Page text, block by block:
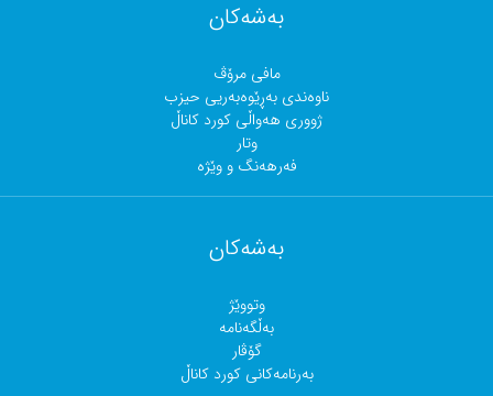
بەشەکان
مافی مرۆڤ
ناوەندی بەڕێوەبەریی حیزب
ژووری هەواڵی کورد کاناڵ
وتار
فەرهەنگ و وێژە
بەشەکان
وتووێژ
بەڵگەنامە
گۆڤار
بەرنامەکانی کورد کاناڵ